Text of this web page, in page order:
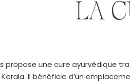
LA
propose une cure ayurvédique
Il bénéficie d’un